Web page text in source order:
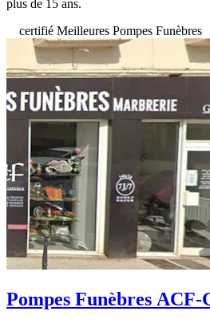
plus de 15 ans.
certifié Meilleures Pompes Funèbres
Pompes Funèbres